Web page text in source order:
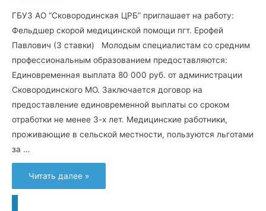
ГБУЗ АО “Сковородинская ЦРБ” приглашает на работу:
Фельдшер скорой медицинской помощи пгт. Ерофей
Павлович (3 ставки) Молодым специалистам со средним
профессиональным образованием предоставляются:
Единовременная выплата 80 000 руб. от администрации
Сковородинского МО. Заключается договор на
предоставление единовременной выплаты со сроком
отработки не менее 3-х лет. Медицинские работники,
проживающие в сельской местности, пользуются льготами
за …
Сковородинская
ЦРБ
приглашает
Читать далее »